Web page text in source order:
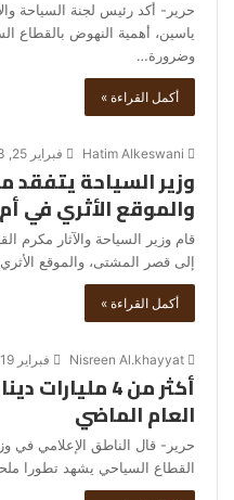
حرير- أكد رئيس لجنة السياحة
ياسين، أهمية النهوض بالقطاع
وضرورة…
أكمل القراءة »
فبراير 25, 2023
وزير السياحة
والموقع الأثري في
قام وزير السياحة والآثار مكرم
إلى قصر المشتى، والموقع
أكمل القراءة »
فبراير 19, 2023
أكثر من 4
العام الماضي
حرير- قال الناطق الإعلامي في
القطاع السياحي يشهد تطورا